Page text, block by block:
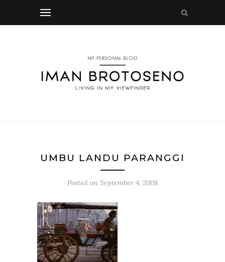
UMBU LANDU PARANGGI
Posted on September 4, 2008